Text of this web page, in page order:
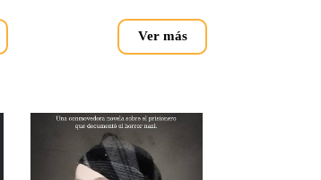
Ver más
fotografo_auschwitz.jpg